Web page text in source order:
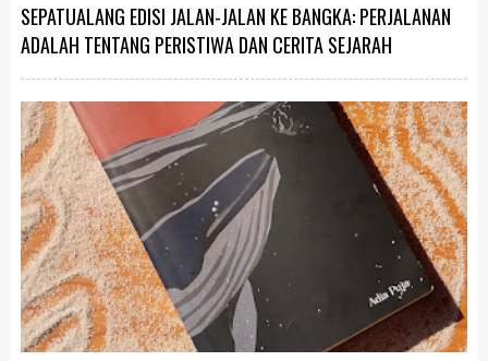
SEPATUALANG EDISI JALAN-JALAN KE BANGKA: PERJALANAN
ADALAH TENTANG PERISTIWA DAN CERITA SEJARAH